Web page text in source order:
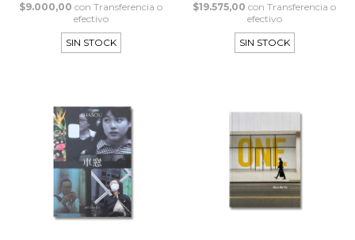
$9.000,00 con Transferencia o
efectivo
SIN STOCK
$19.575,00 con Transferencia o
efectivo
SIN STOCK